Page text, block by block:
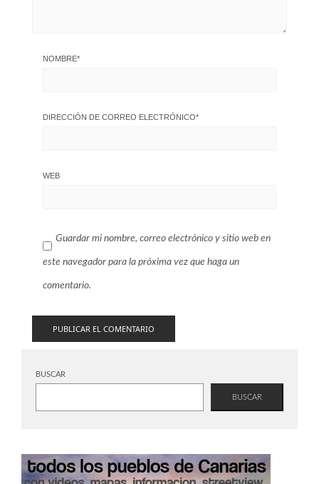
NOMBRE*
DIRECCIÓN DE CORREO ELECTRÓNICO*
WEB
Guardar mi nombre, correo electrónico y sitio web en
este navegador para la próxima vez que haga un
comentario.
BUSCAR
BUSCAR